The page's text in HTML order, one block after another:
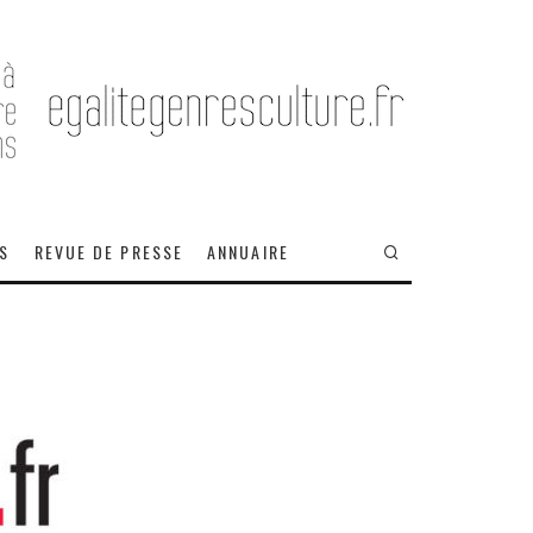
REVUE DE PRESSE ANNUAIRE